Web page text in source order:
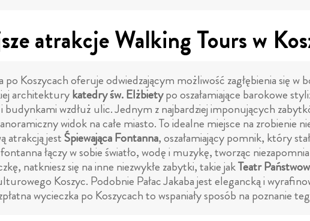
atrakcje Walking Tours w
po Koszycach oferuje odwiedzającym możliwość zagłębienia się
architekturykatedry św. Elżbietypo oszałamiające barokowe
budynkami wzdłuż ulic. Jednym z najbardziej imponujących
widok na całe miasto. To idealne miejsce na zrobienie
atrakcją jestŚpiewająca Fontanna, oszałamiający pomnik, który
łączy w sobie światło, wodę i muzykę, tworząc
natkniesz się na inne niezwykłe zabytki, takie jakTeatr
Koszyc. Podobnie Pałac Jakaba jest elegancką i
wycieczka po Koszycach to wspaniały sposób na poznanie